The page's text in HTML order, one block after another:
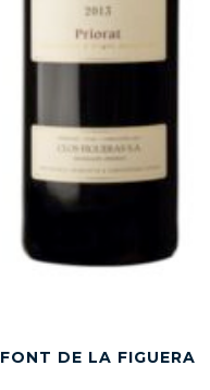
FONT DE LA FIGUERA